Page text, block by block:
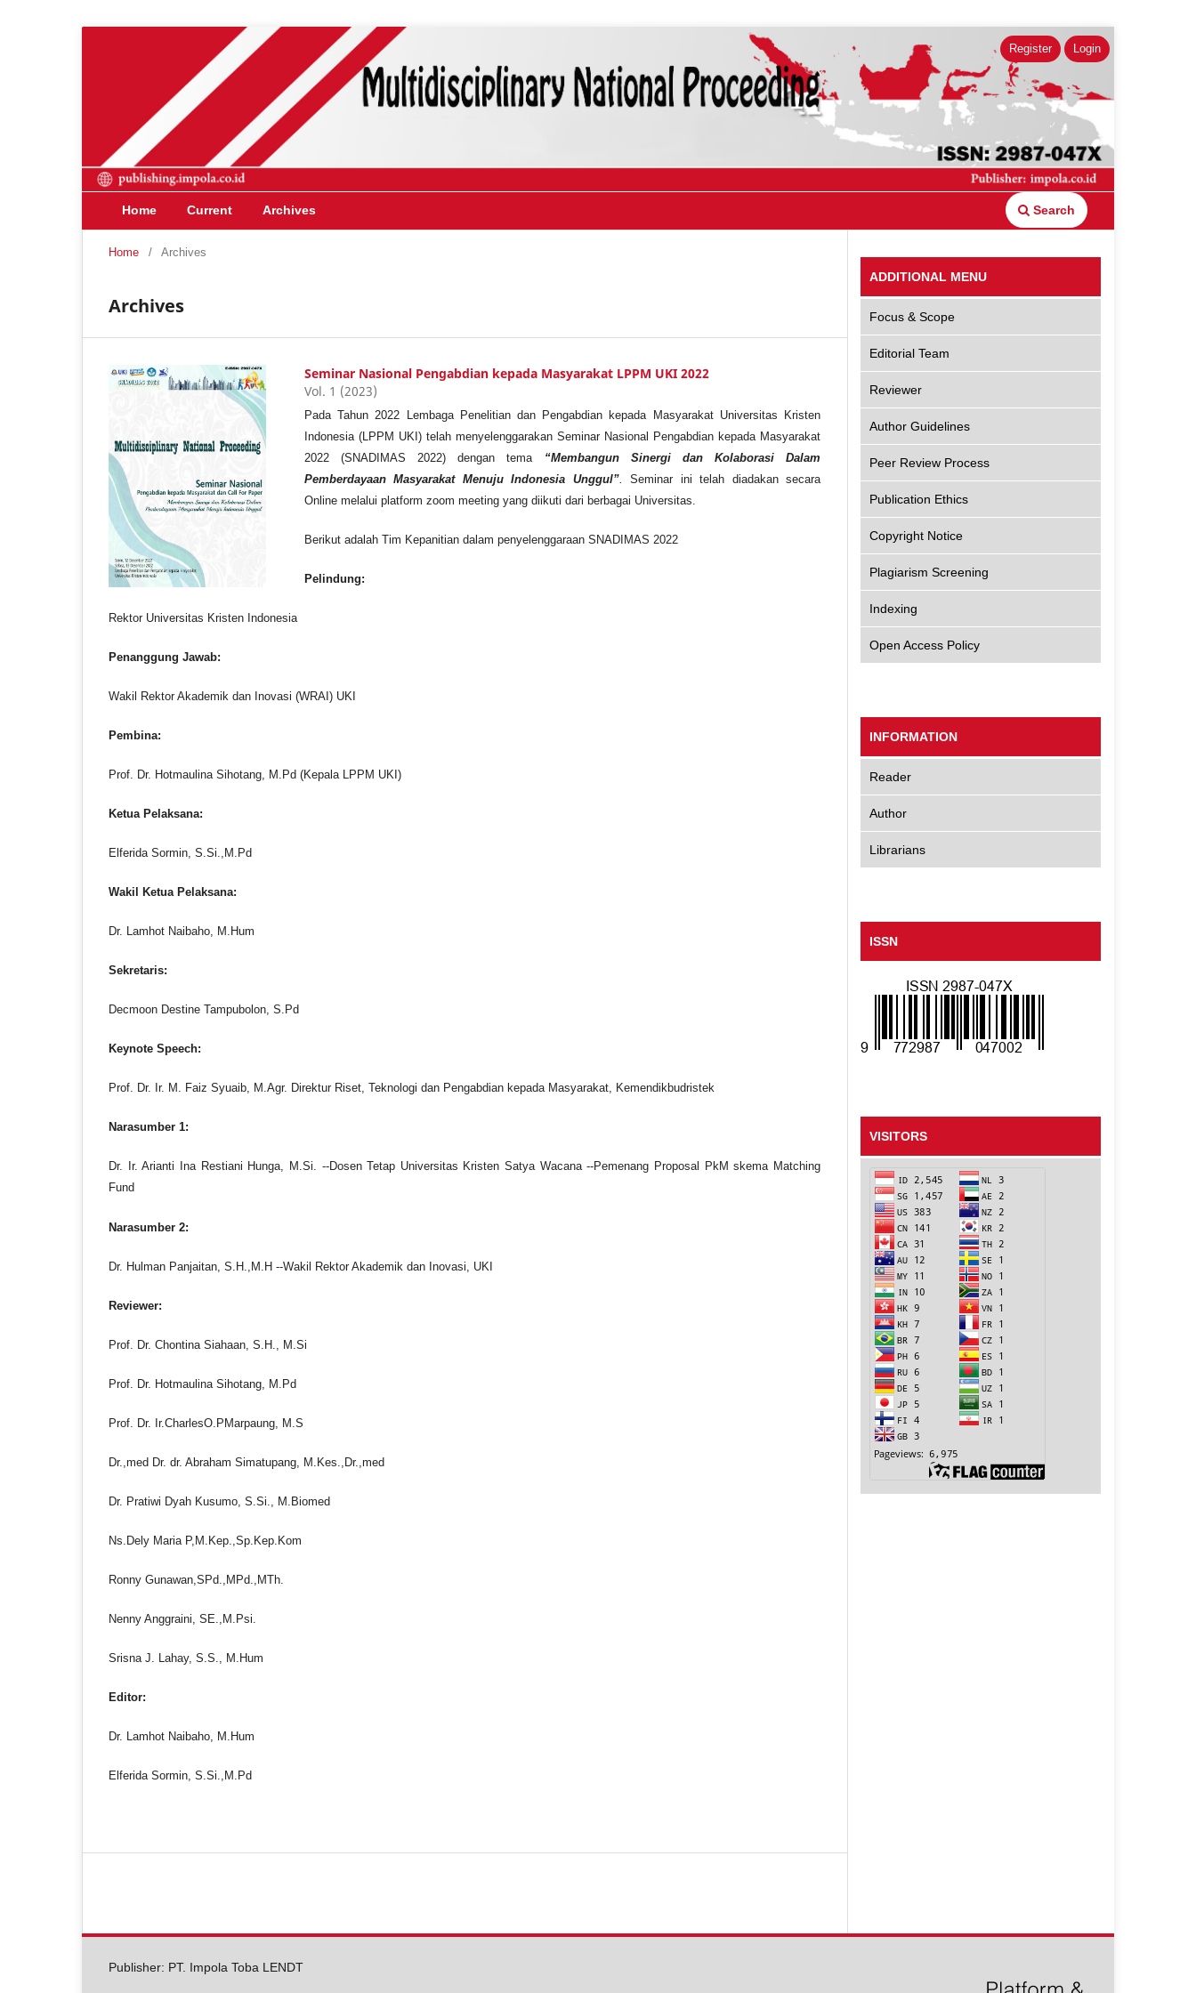
Home Current Archives Search
Register Login
Home / Archives
Archives
Seminar Nasional Pengabdian kepada Masyarakat LPPM UKI 2022
Vol. 1 (2023)
Pada Tahun 2022 Lembaga Penelitian dan Pengabdian kepada Masyarakat Universitas Kristen
Indonesia (LPPM UKI) telah menyelenggarakan Seminar Nasional Pengabdian kepada Masyarakat
2022 (SNADIMAS 2022) dengan tema “Membangun Sinergi dan Kolaborasi Dalam
Pemberdayaan Masyarakat Menuju Indonesia Unggul”.Seminar ini telah diadakan secara
Online melalui platform zoom meeting yang diikuti dari berbagai Universitas.
Berikut adalah Tim Kepanitian dalam penyelenggaraan SNADIMAS 2022
Pelindung:
Rektor Universitas Kristen Indonesia
Penanggung Jawab:
Wakil Rektor Akademik dan Inovasi (WRAI) UKI
Pembina:
Prof. Dr. Hotmaulina Sihotang, M.Pd (Kepala LPPM UKI)
Ketua Pelaksana:
Elferida Sormin, S.Si.,M.Pd
Wakil Ketua Pelaksana:
Dr. Lamhot Naibaho, M.Hum
Sekretaris:
Decmoon Destine Tampubolon, S.Pd
Keynote Speech:
Prof. Dr. Ir. M. Faiz Syuaib, M.Agr. Direktur Riset, Teknologi dan Pengabdian kepada Masyarakat, Kemendikbudristek
Narasumber 1:
Dr. Ir. Arianti Ina Restiani Hunga, M.Si. --Dosen Tetap Universitas Kristen Satya Wacana --Pemenang Proposal PkM skema Matching
Fund
Narasumber 2:
Dr. Hulman Panjaitan, S.H.,M.H --Wakil Rektor Akademik dan Inovasi, UKI
Reviewer:
Prof. Dr. Chontina Siahaan, S.H., M.Si
Prof. Dr. Hotmaulina Sihotang, M.Pd
Prof. Dr. Ir.CharlesO.PMarpaung, M.S
Dr.,med Dr. dr. Abraham Simatupang, M.Kes.,Dr.,med
Dr. Pratiwi Dyah Kusumo, S.Si., M.Biomed
Ns.Dely Maria P,M.Kep.,Sp.Kep.Kom
Ronny Gunawan,SPd.,MPd.,MTh.
Nenny Anggraini, SE.,M.Psi.
Srisna J. Lahay, S.S., M.Hum
Editor:
Dr. Lamhot Naibaho, M.Hum
Elferida Sormin, S.Si.,M.Pd
ADDITIONAL MENU
Focus & Scope
Editorial Team
Reviewer
Author Guidelines
Peer Review Process
Publication Ethics
Copyright Notice
Plagiarism Screening
Indexing
Open Access Policy
INFORMATION
Reader
Author
Librarians
ISSN
VISITORS
Publisher: PT. Impola Toba LENDT